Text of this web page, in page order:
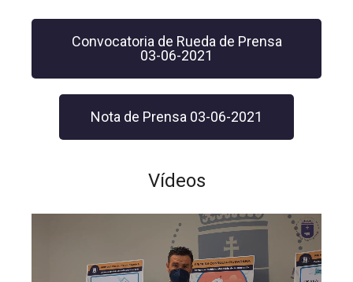
Convocatoria de Rueda de Prensa
03-06-2021
Nota de Prensa 03-06-2021
Vídeos